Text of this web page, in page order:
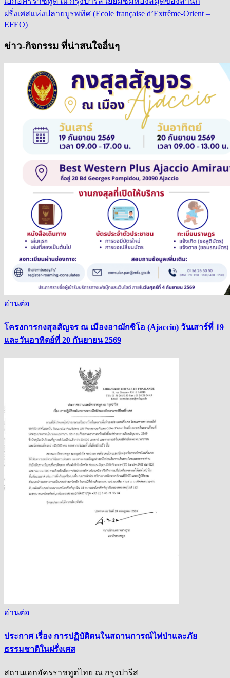
ฝรั่งเศสแห่งปลายบูรพทิศ (Ecole française d’Extrême-Orient –
EFEO)
ข่าว-กิจกรรม ที่น่าสนใจอื่นๆ
อ่านต่อ
โครงการกงสุลสัญจร ณ เมืองอาฌักซิโอ (Ajaccio) วันเสาร์ที่ 19
และวันอาทิตย์ที่ 20 กันยายน 2569
อ่านต่อ
ประกาศ เรื่อง การปฏิบัติตนในสถานการณ์ไฟป่าและภัย
ธรรมชาติในฝรั่งเศส
สถานเอกอัครราชทูตไทย ณ กรุงปารีส